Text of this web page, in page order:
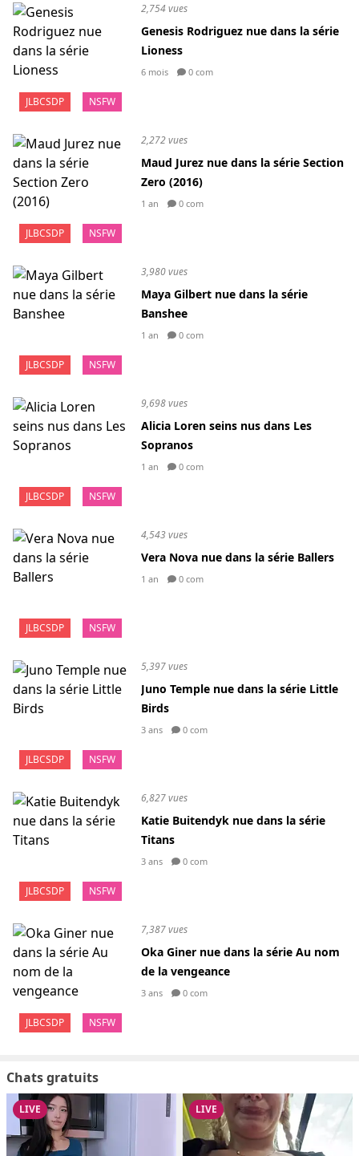
JLBCSDP NSFW
2,754 vues
Genesis Rodriguez nue dans la série
Lioness
6 mois 0 com
JLBCSDP NSFW
2,272 vues
Maud Jurez nue dans la série Section
Zero (2016)
1 an 0 com
JLBCSDP NSFW
3,980 vues
Maya Gilbert nue dans la série
Banshee
1 an 0 com
JLBCSDP NSFW
9,698 vues
Alicia Loren seins nus dans Les
Sopranos
1 an 0 com
JLBCSDP NSFW
4,543 vues
Vera Nova nue dans la série Ballers
1 an 0 com
JLBCSDP NSFW
5,397 vues
Juno Temple nue dans la série Little
Birds
3 ans 0 com
JLBCSDP NSFW
6,827 vues
Katie Buitendyk nue dans la série
Titans
3 ans 0 com
JLBCSDP NSFW
7,387 vues
Oka Giner nue dans la série Au nom
de la vengeance
3 ans 0 com
Chats gratuits